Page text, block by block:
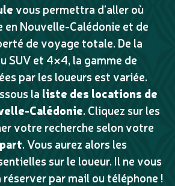
vous permettra d’aller où
en Nouvelle-Calédonie et de
de voyage totale. De la
SUV et 4×4, la gamme de
par les loueurs est variée.
la liste des locations de
Calédonie. Cliquez sur les
votre recherche selon votre
. Vous aurez alors les
sur le loueur. Il ne vous
réserver par mail ou téléphone !